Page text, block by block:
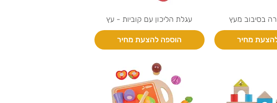
בסיבוב מעץ
מחיר
עגלת הליכון עם קוביות - עץ
הוספה להצעת מחיר